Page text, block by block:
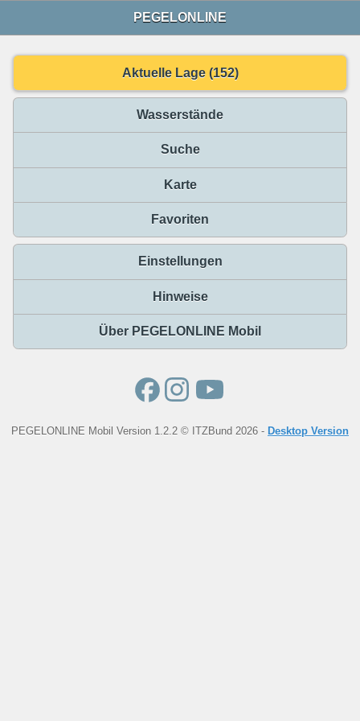
PEGELONLINE
Aktuelle Lage (152)
Wasserstände
Suche
Karte
Favoriten
Einstellungen
Hinweise
Über PEGELONLINE Mobil
PEGELONLINE Mobil Version 1.2.2 © ITZBund 2026 - Desktop Version